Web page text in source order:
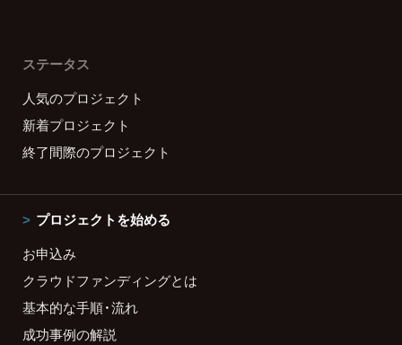
ステータス
人気のプロジェクト
新着プロジェクト
終了間際のプロジェクト
プロジェクトを始める
お申込み
クラウドファンディングとは
基本的な手順・流れ
成功事例の解説